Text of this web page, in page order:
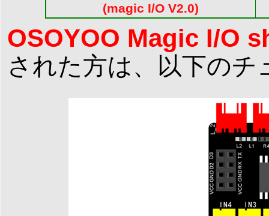
(magic I/O V2.0)
OSOYOO Magic I/O
された方は、以下の